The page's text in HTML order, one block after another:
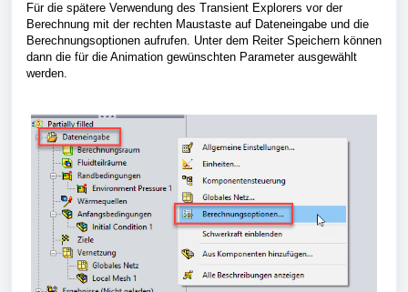
Für die spätere Verwendung des Transient Explorers vor der
Berechnung mit der rechten Maustaste auf Dateneingabe und die
Berechnungsoptionen aufrufen. Unter dem Reiter Speichern können
dann die für die Animation gewünschten Parameter ausgewählt
werden.